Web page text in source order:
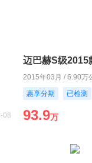
08
迈巴赫S级2015
2015年03月 / 6.90万
惠享分期
已检测
93.9万